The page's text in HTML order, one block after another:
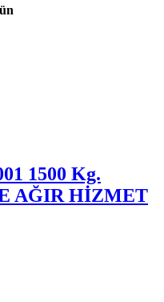
1500 Kg.
AĞIR HİZMET